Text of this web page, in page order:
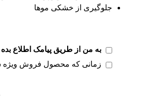
جلوگیری از خشکی موها
به من از طریق پیامک اطلاع بده
زمانی که محصول فروش ویژه